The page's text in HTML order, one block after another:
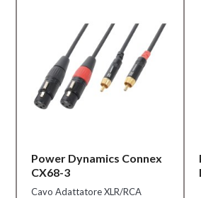
Power Dynamics Connex
CX68-3
Cavo Adattatore XLR/RCA